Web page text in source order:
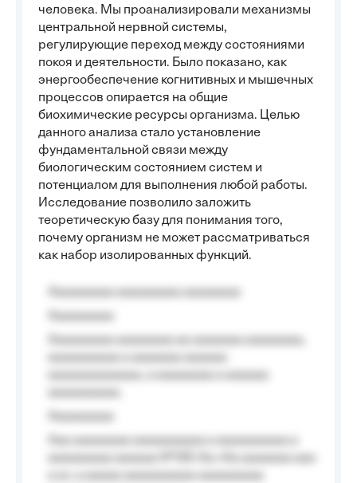
человека. Мы проанализировали механизмы
центральной нервной системы,
регулирующие переход между состояниями
покоя и деятельности. Было показано, как
энергообеспечение когнитивных и мышечных
процессов опирается на общие
биохимические ресурсы организма. Целью
данного анализа стало установление
фундаментальной связи между
биологическим состоянием систем и
потенциалом для выполнения любой работы.
Исследование позволило заложить
теоретическую базу для понимания того,
почему организм не может рассматриваться
как набор изолированных функций.